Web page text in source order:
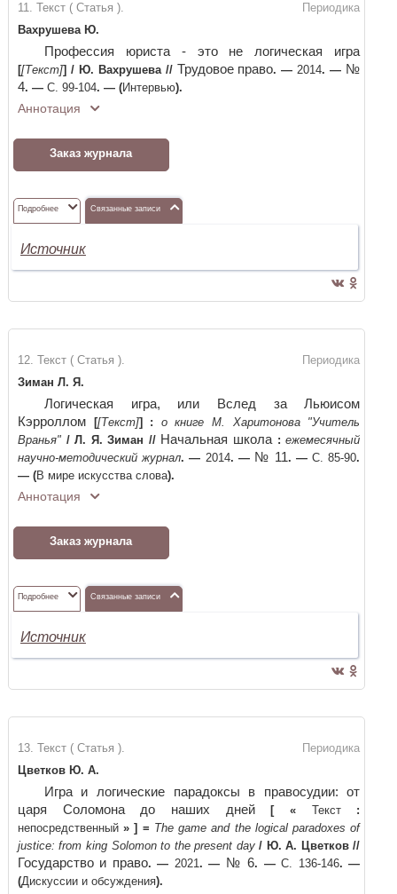
Периодика
11. Текст ( Статья ).
Вахрушева Ю.
Профессия юриста - это не логическая игра
[[Текст]] / Ю. Вахрушева // Трудовое право. — 2014. — №
4. —С. 99-104. — (Интервью).
Аннотация
Заказ журнала
Подробнее Связанные записи
Источник
Периодика
12. Текст ( Статья ).
Зиман Л. Я.
Логическая игра, или Вслед за Льюисом
Кэрроллом
[[Текст]] :
о книге М. Харитонова "Учитель
Вранья" / Л. Я. Зиман // Начальная школа : ежемесячный
научно-методический журнал. — 2014. — № 11. —С. 85-90.
— (В мире искусства слова).
Аннотация
Заказ журнала
Подробнее Связанные записи
Источник
Периодика
13. Текст ( Статья ).
Цветков Ю. А.
Игра и логические парадоксы в правосудии: от
царя Соломона до наших дней
[ «Текст :
непосредственный» ] = The game and the logical paradoxes of
justice: from king Solomon to the present day / Ю. А. Цветков //
Государство и право. — 2021. — № 6. —С. 136-146. —
(Дискуссии и обсуждения).